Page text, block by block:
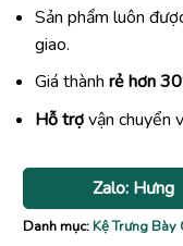
Sản phẩm luôn
giao.
Giá thành rẻ hơn
Hỗ trợvận chuyển
Zalo: Hưng
Danh mục:Kệ Trưng Bày